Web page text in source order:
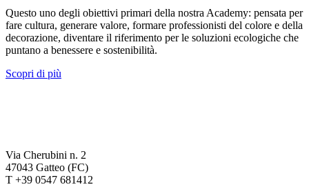
Questo uno degli obiettivi primari della nostra Academy: pensata per
fare cultura, generare valore, formare professionisti del colore e della
decorazione, diventare il riferimento per le soluzioni ecologiche che
puntano a benessere e sostenibilità.
Scopri di più
Via Cherubini n. 2
47043 Gatteo (FC)
T +39 0547 681412